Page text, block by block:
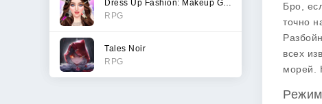
RPG
Tales Noir
RPG
Бро,
точно
всех
морей.